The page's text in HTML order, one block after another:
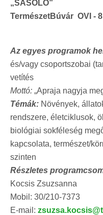
„SASOLÓ”
TermészetBúvár OVI -
Az egyes programok
és/vagy csoportszobai
vetítés
Mottó: „Apraja nagyja
Témák: Növények,
rendszere, életciklusok,
biológiai sokféleség
kapcsolata, természet/
szinten
Részletes
Kocsis Zsuzsanna
Mobil: 30/210-7373
E-mail: